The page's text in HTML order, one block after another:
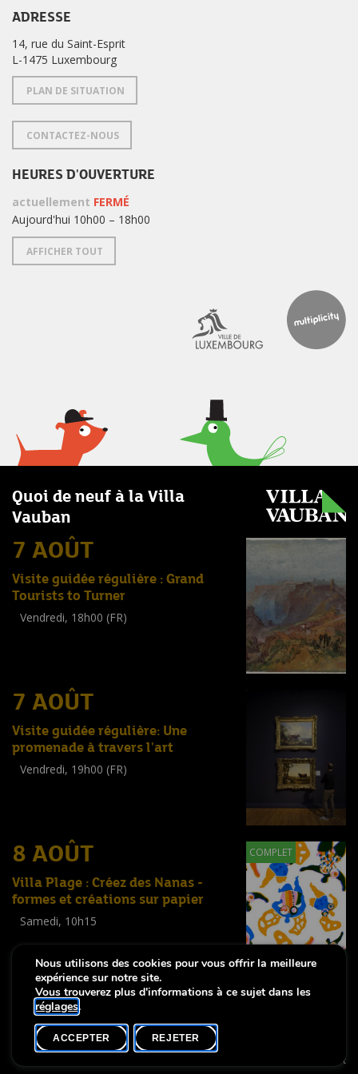
ADRESSE
14, rue du Saint-Esprit
L-1475 Luxembourg
PLAN DE SITUATION
CONTACTEZ-NOUS
HEURES D'OUVERTURE
actuellement FERMÉ
Aujourd'hui 10h00 – 18h00
AFFICHER TOUT
Quoi de neuf à la Villa
Vauban
7 AOÛT
Visite guidée régulière : Grand
Tourists to Turner
Vendredi, 18h00 (FR)
7 AOÛT
Visite guidée régulière: Une
promenade à travers l'art
Vendredi, 19h00 (FR)
8 AOÛT COMPLET
Villa Plage : Créez des Nanas -
formes et créations sur papier
Samedi, 10h15
Enfants Familles Adultes
Notice légale-
Copyright © 2026, Lëtzebuerg City Museum. Tous droits réservés
made by Apart
Nous utilisons des cookies pour vous offrir la meilleure
expérience sur notre site.
Vous trouverez plus d'informations à ce sujet dans les
réglages.
ACCEPTER REJETER